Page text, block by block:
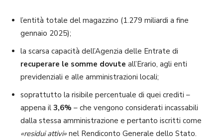
l’entità totale del magazzino (1.279 miliardi a fine
gennaio 2025);
la scarsa capacità dell’Agenzia delle Entrate di
recuperare le somme dovute all’Erario, agli enti
previdenziali e alle amministrazioni locali;
soprattutto la risibile percentuale di quei crediti –
appena il 3,6% – che vengono considerati incassabili
dalla stessa amministrazione e pertanto iscritti come
«residui attivi» nel Rendiconto Generale dello Stato.